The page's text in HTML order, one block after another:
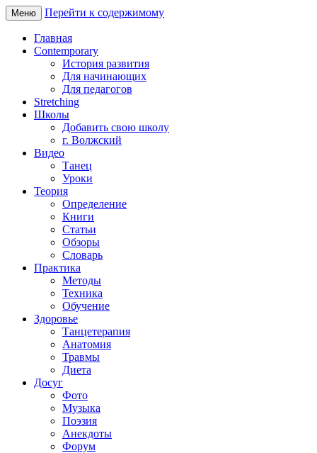
Меню Перейти к содержимому
Главная
Contemporary
История развития
Для начинающих
Для педагогов
Stretching
Школы
Добавить свою школу
г. Волжский
Видео
Танец
Уроки
Теория
Определение
Книги
Статьи
Обзоры
Словарь
Практика
Методы
Техника
Обучение
Здоровье
Танцетерапия
Анатомия
Травмы
Диета
Досуг
Фото
Музыка
Поэзия
Анекдоты
Форум